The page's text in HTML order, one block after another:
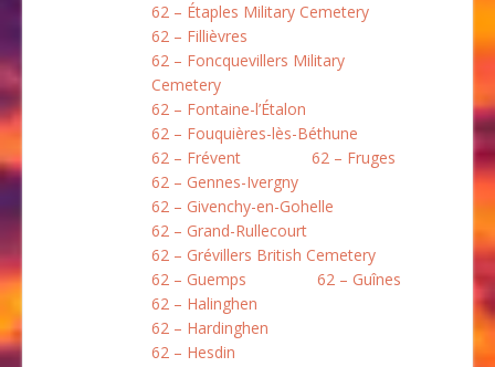
62 – Étaples Military Cemetery
62 – Fillièvres
62 – Foncquevillers Military
Cemetery
62 – Fontaine-l’Étalon
62 – Fouquières-lès-Béthune
62 – Frévent
62 – Fruges
62 – Gennes-Ivergny
62 – Givenchy-en-Gohelle
62 – Grand-Rullecourt
62 – Grévillers British Cemetery
62 – Guemps
62 – Guînes
62 – Halinghen
62 – Hardinghen
62 – Hesdin